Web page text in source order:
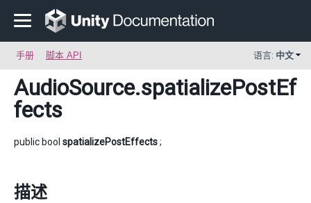
手册 脚本 API 语言: 中文
AudioSource.spatializePostEf
fects
public bool spatializePostEffects;
描述